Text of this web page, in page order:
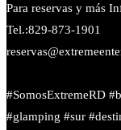
Para reservas y más
Tel.:829-873-1901
#SomosExtremeRD
#glamping #sur